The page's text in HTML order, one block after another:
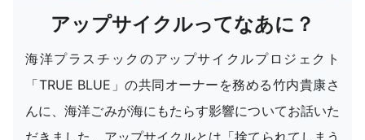
アップサイクルってなあに？
海洋プラスチックのアップサイクルプロジェクト
「TRUE BLUE」の共同オーナーを務める竹内貴康さ
んに、海洋ごみが海にもたらす影響についてお話いた